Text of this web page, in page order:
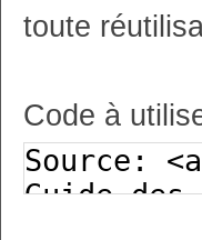
toute
Code à